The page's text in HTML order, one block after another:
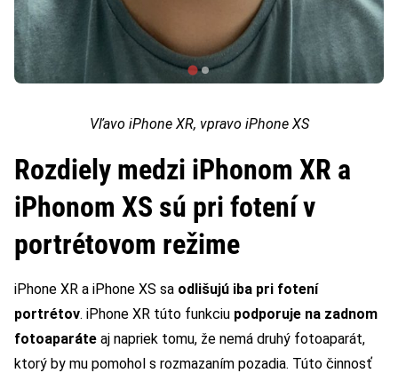
Vľavo iPhone XR, vpravo iPhone XS
Rozdiely medzi iPhonom XR a
iPhonom XS sú pri fotení v
portrétovom režime
iPhone XR a iPhone XS sa odlišujú iba pri fotení
portrétov. iPhone XR túto funkciu podporuje na zadnom
fotoaparáte aj napriek tomu, že nemá druhý fotoaparát,
ktorý by mu pomohol s rozmazaním pozadia. Túto činnosť